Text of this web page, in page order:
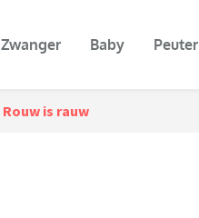
Zwanger Baby Peuter
Rouw is rauw